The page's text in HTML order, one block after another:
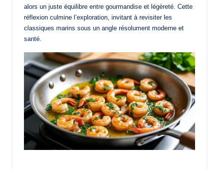
alors un juste équilibre entre gourmandise et légèreté. Cette
réflexion culmine l’exploration, invitant à revisiter les
classiques marins sous un angle résolument moderne et
santé.